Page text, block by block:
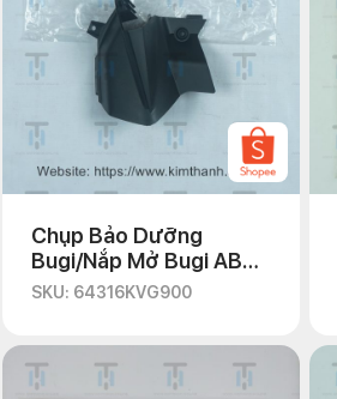
Chụp Bảo Dưỡng
Bugi/Nắp Mở Bugi AB
2008-2010
SKU: 64316KVG900